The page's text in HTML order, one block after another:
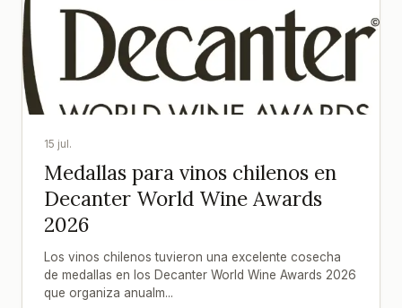
15 jul.
Medallas para vinos chilenos en
Decanter World Wine Awards
2026
Los vinos chilenos tuvieron una excelente cosecha
de medallas en los Decanter World Wine Awards 2026
que organiza anualm...